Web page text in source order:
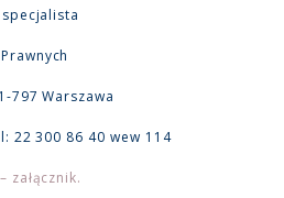
797 Warszawa
22 300 86 40 wew 114
załącznik.